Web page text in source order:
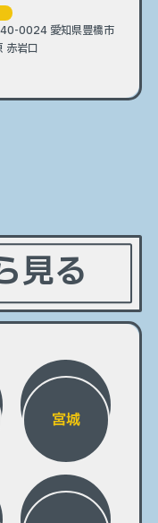
0024 愛知県豊橋市
赤岩口
見る
宮城